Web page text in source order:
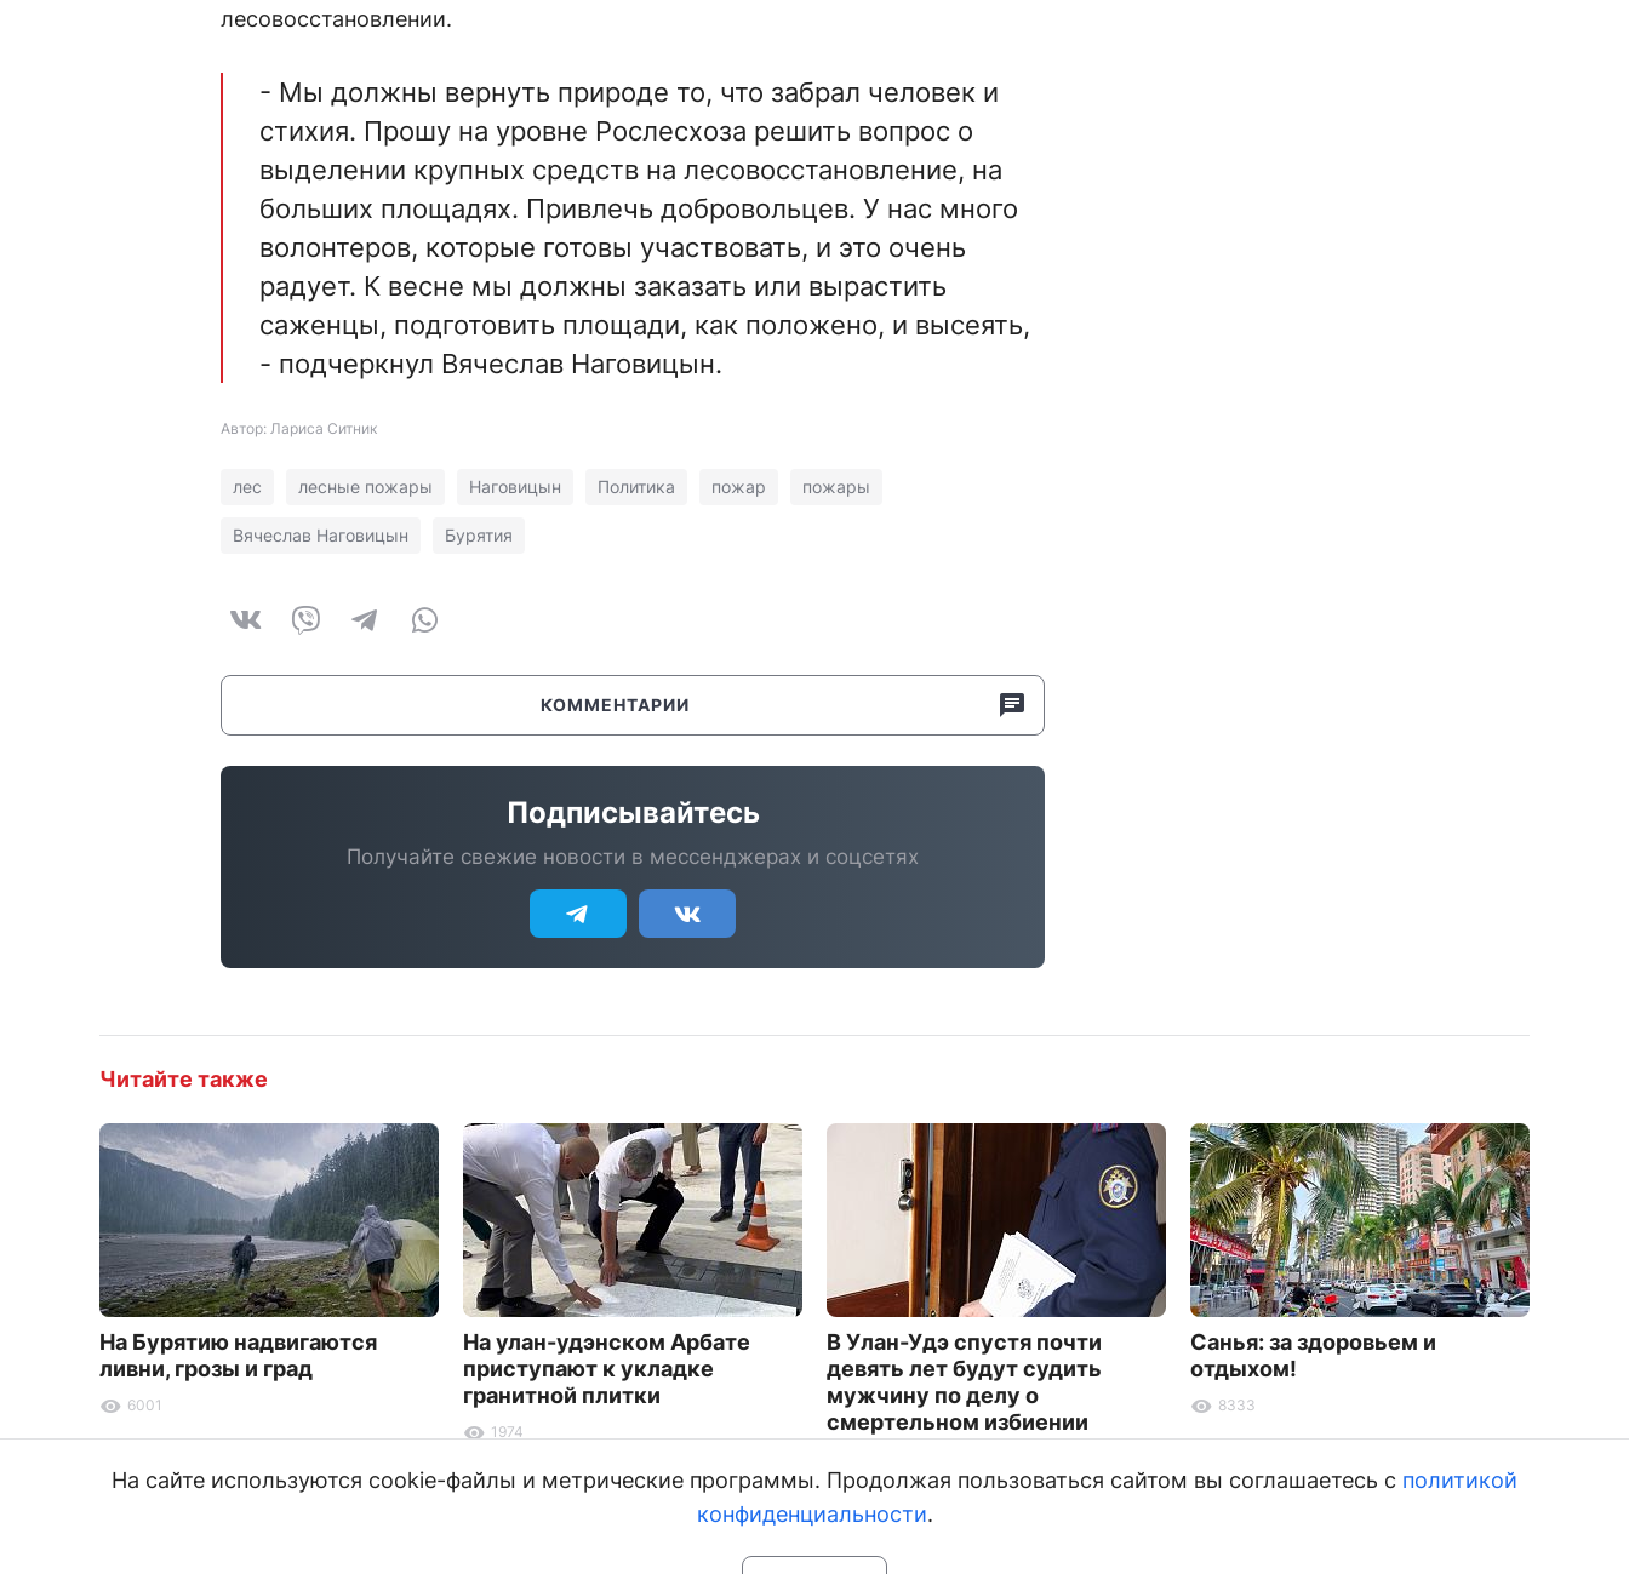
лесовосстановлении.
- Мы должны вернуть природе то, что забрал человек и
стихия. Прошу на уровне Рослесхоза решить вопрос о
выделении крупных средств на лесовосстановление, на
больших площадях. Привлечь добровольцев. У нас много
волонтеров, которые готовы участвовать, и это очень
радует. К весне мы должны заказать или вырастить
саженцы, подготовить площади, как положено, и высеять,
- подчеркнул Вячеслав Наговицын.
Автор: Лариса Ситник
лес лесные пожары Наговицын Политика пожар пожары
Вячеслав Наговицын Бурятия
КОММЕНТАРИИ
Подписывайтесь
Получайте свежие новости в мессенджерах и соцсетях
Читайте также
На Бурятию надвигаются
ливни, грозы и град
6001
На улан-удэнском Арбате
приступают к укладке
гранитной плитки
1974
В Улан-Удэ спустя почти
девять лет будут судить
мужчину по делу о
смертельном избиении
Санья: за здоровьем и
отдыхом!
8333
На сайте используются cookie-файлы и метрические программы. Продолжая пользоваться сайтом вы соглашаетесь с политикой
конфиденциальности.